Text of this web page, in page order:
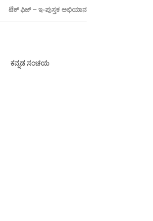
ಟೆಕ್ ಫಿಜ್ – ಇ-ಪುಸ್ತಕ ಅಭಿಯಾನ
ಕನ್ನಡ ಸಂಚಯ